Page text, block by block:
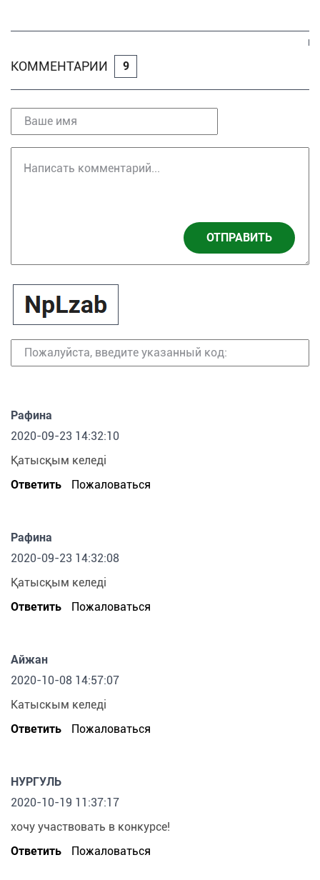
КОММЕНТАРИИ 9
ОТПРАВИТЬ
Рафина
2020-09-23 14:32:10
Қатысқым келеді
Ответить
Пожаловаться
Рафина
2020-09-23 14:32:08
Қатысқым келеді
Ответить
Пожаловаться
Айжан
2020-10-08 14:57:07
Катыскым келеді
Ответить
Пожаловаться
НУРГУЛЬ
2020-10-19 11:37:17
хочу участвовать в конкурсе!
Ответить
Пожаловаться